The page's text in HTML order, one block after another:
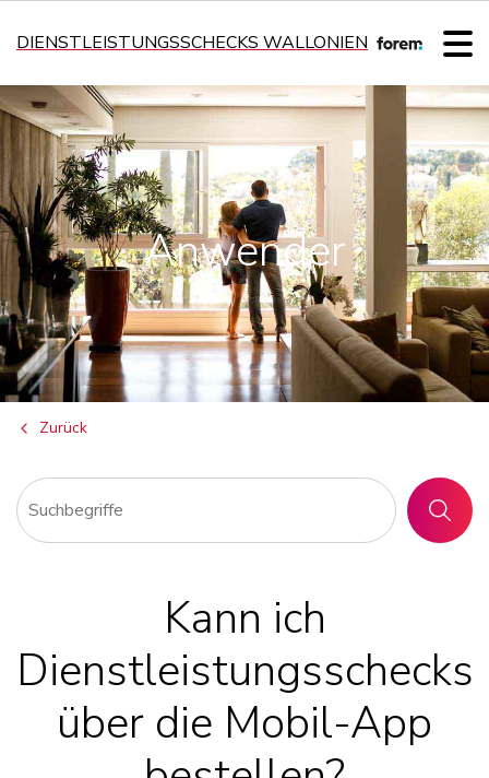
DIENSTLEISTUNGSSCHECKS WALLONIEN
Anwender
Zurück
SUCHEN
Kann ich
Dienstleistungsschecks
über die Mobil-App